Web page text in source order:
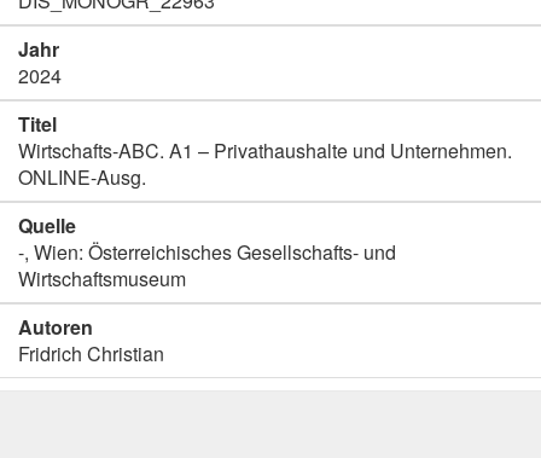
Jahr
2024
Titel
Wirtschafts-ABC. A1 – Privathaushalte und Unternehmen.
ONLINE-Ausg.
Quelle
-, Wien: Österreichisches Gesellschafts- und
Wirtschaftsmuseum
Autoren
Fridrich Christian